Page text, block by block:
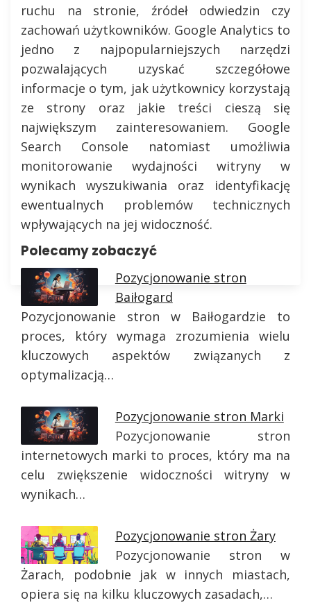
ruchu na stronie, źródeł odwiedzin czy
zachowań użytkowników. Google Analytics to
jedno z najpopularniejszych narzędzi
pozwalających uzyskać szczegółowe
informacje o tym, jak użytkownicy korzystają
ze strony oraz jakie treści cieszą się
największym zainteresowaniem. Google
Search Console natomiast umożliwia
monitorowanie wydajności witryny w
wynikach wyszukiwania oraz identyfikację
ewentualnych problemów technicznych
wpływających na jej widoczność.
Polecamy zobaczyć
Pozycjonowanie stron
Baiłogard
Pozycjonowanie stron w Baiłogardzie to
proces, który wymaga zrozumienia wielu
kluczowych aspektów związanych z
optymalizacją…
Pozycjonowanie stron Marki
Pozycjonowanie stron
internetowych marki to proces, który ma na
celu zwiększenie widoczności witryny w
wynikach…
Pozycjonowanie stron Żary
Pozycjonowanie stron w
Żarach, podobnie jak w innych miastach,
opiera się na kilku kluczowych zasadach,…